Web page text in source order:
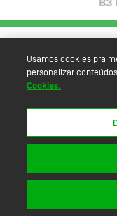
Usamos cookies pra
personalizar
Cookies.